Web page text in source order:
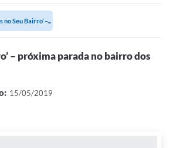
no Seu Bairro’ –...
– próxima parada no bairro dos
15/05/2019